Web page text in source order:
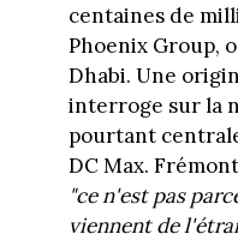
centaines de
Phoenix Group,
Dhabi. Une
interroge sur la
pourtant
DC Max.
"ce n'est pas
viennent de